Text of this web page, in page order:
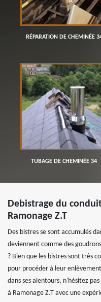
RÉPARATION DE CHEMINÉE
TUBAGE DE CHEMINÉE 34
Debistrage du
Ramonage Z.T
Des bistres se sont accumulés
deviennent comme des
? Bien que les bistres sont très
pour procéder à leur
dans ses alentours, n'hésitez
à Ramonage Z.T avec une